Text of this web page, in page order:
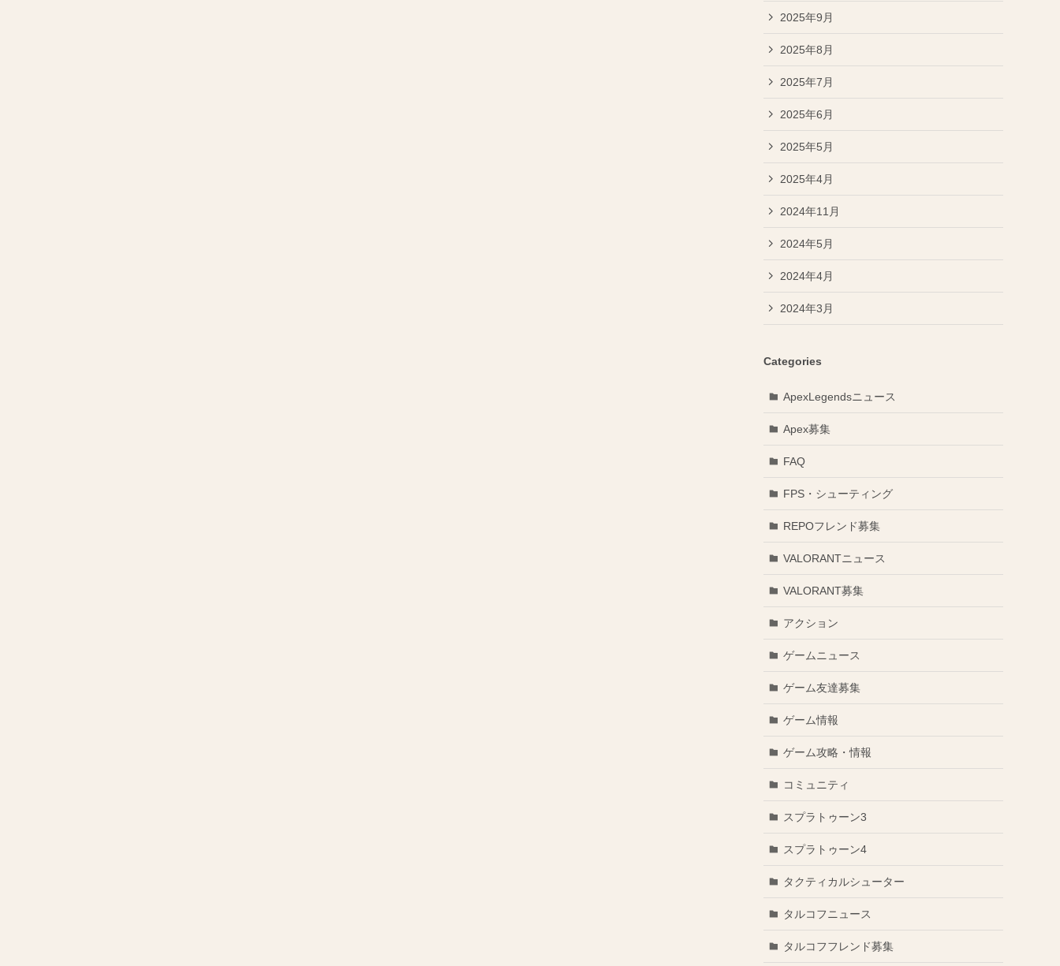
2025年9月
2025年8月
2025年7月
2025年6月
2025年5月
2025年4月
2024年11月
2024年5月
2024年4月
2024年3月
Categories
ApexLegendsニュース
Apex募集
FAQ
FPS・シューティング
REPOフレンド募集
VALORANTニュース
VALORANT募集
アクション
ゲームニュース
ゲーム友達募集
ゲーム情報
ゲーム攻略・情報
コミュニティ
スプラトゥーン3
スプラトゥーン4
タクティカルシューター
タルコフニュース
タルコフフレンド募集